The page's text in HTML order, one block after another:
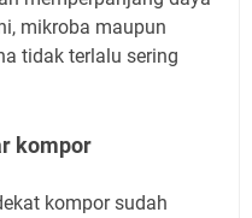
mikroba maupun
tidak terlalu sering
kompor
kompor sudah